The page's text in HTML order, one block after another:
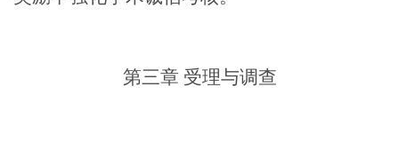
第三章 受理与调查